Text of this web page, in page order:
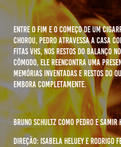
Entre o fim e o começo de um
chorou, Pedro atravessa a casa
fitas VHS, nos restos do balanço
cômodo, ele reencontra uma
memórias inventadas e restos do
embora completamente.
Bruno Schultz como Pedro e Samir
Direção: Isabela Heluey e Rodrigo